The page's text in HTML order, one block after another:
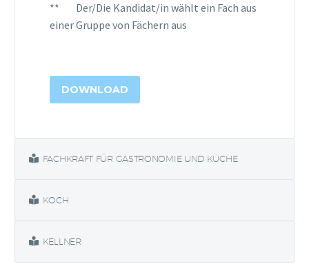
** Der/Die Kandidat/in wählt ein Fach aus
einer Gruppe von Fächern aus
DOWNLOAD
FACHKRAFT FÜR GASTRONOMIE UND KÜCHE
KOCH
KELLNER